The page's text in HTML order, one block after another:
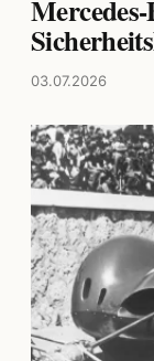
03.07.2026